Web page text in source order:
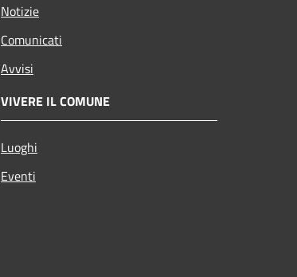
Notizie
Comunicati
Avvisi
VIVERE IL COMUNE
Luoghi
Eventi